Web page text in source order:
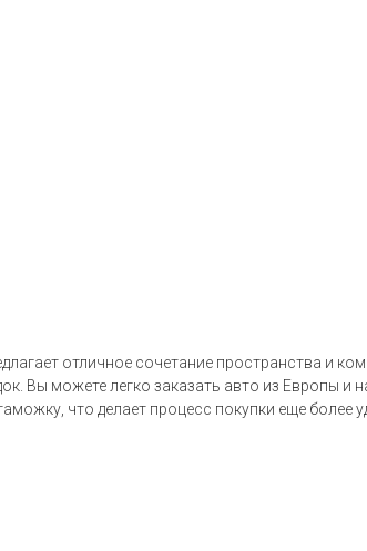
отличное сочетание пространства и
Вы можете легко заказать авто из Европы и
что делает процесс покупки еще более